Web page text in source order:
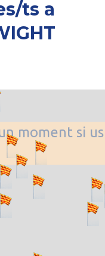
ts a
moment si us